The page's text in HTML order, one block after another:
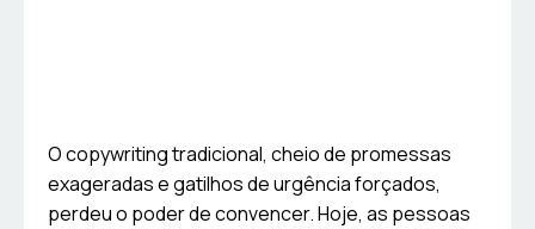
O copywriting tradicional, cheio de promessas
exageradas e gatilhos de urgência forçados,
perdeu o poder de convencer. Hoje, as pessoas